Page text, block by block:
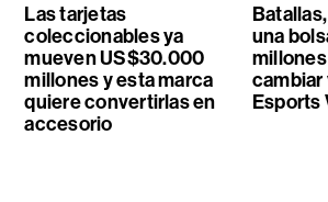
Las tarjetas
coleccionables ya
mueven US$30.000
millones y esta marca
quiere convertirlas en
accesorio
una
cambiar
Esports